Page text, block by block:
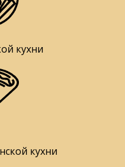
кухни
кухни